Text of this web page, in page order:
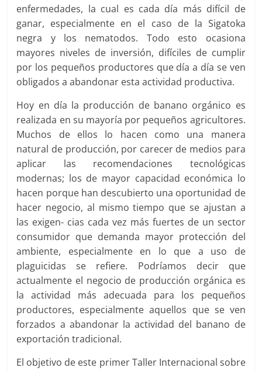
enfermedades, la cual es cada día más difícil de
ganar, especialmente en el caso de la Sigatoka
negra y los nematodos. Todo esto ocasiona
mayores niveles de inversión, difíciles de cumplir
por los pequeños productores que día a día se ven
obligados a abandonar esta actividad productiva.
Hoy en día la producción de banano orgánico es
realizada en su mayoría por pequeños agricultores.
Muchos de ellos lo hacen como una manera
natural de producción, por carecer de medios para
aplicar las recomendaciones tecnológicas
modernas; los de mayor capacidad económica lo
hacen porque han descubierto una oportunidad de
hacer negocio, al mismo tiempo que se ajustan a
las exigen- cias cada vez más fuertes de un sector
consumidor que demanda mayor protección del
ambiente, especialmente en lo que a uso de
plaguicidas se refiere. Podríamos decir que
actualmente el negocio de producción orgánica es
la actividad más adecuada para los pequeños
productores, especialmente aquellos que se ven
forzados a abandonar la actividad del banano de
exportación tradicional.
El objetivo de este primer Taller Internacional sobre